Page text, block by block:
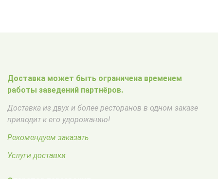
Доставка может быть ограничена временем
работы заведений партнёров.
Доставка из двух и более ресторанов в одном заказе
приводит к его удорожанию!
Рекомендуем заказать
Услуги доставки